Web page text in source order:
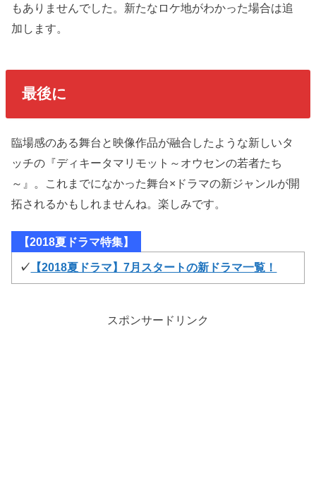
もありませんでした。新たなロケ地がわかった場合は追
加します。
最後に
臨場感のある舞台と映像作品が融合したような新しいタ
ッチの『ディキータマリモット～オウセンの若者たち
～』。これまでになかった舞台×ドラマの新ジャンルが開
拓されるかもしれませんね。楽しみです。
【2018夏ドラマ特集】
✓ 【2018夏ドラマ】7月スタートの新ドラマ一覧！
スポンサードリンク